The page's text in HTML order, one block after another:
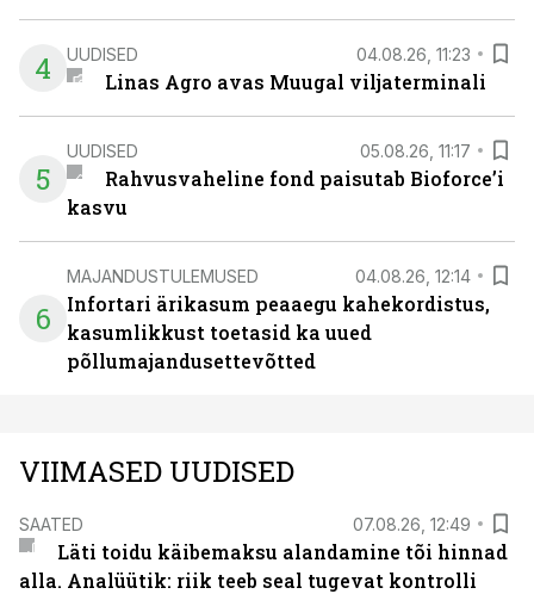
4 UUDISED 04.08.26, 11:23
Linas Agro avas Muugal viljaterminali
5
UUDISED 05.08.26, 11:17
Rahvusvaheline fond paisutab Bioforce’i
kasvu
6
MAJANDUSTULEMUSED 04.08.26, 12:14
Infortari ärikasum peaaegu kahekordistus,
kasumlikkust toetasid ka uued
põllumajandusettevõtted
VIIMASED UUDISED
SAATED 07.08.26, 12:49
Läti toidu käibemaksu alandamine tõi hinnad
alla. Analüütik: riik teeb seal tugevat kontrolli